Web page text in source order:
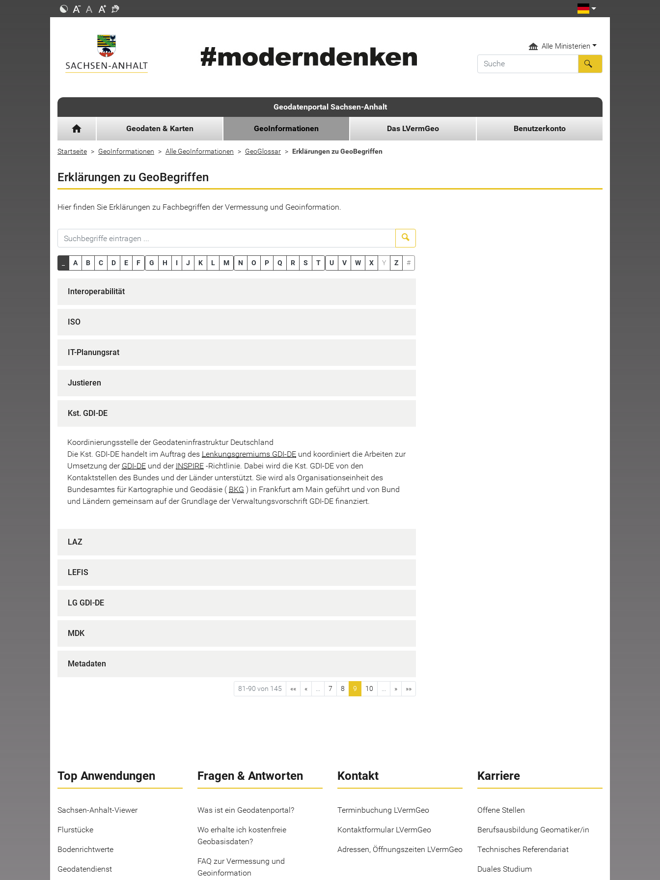
Alle Ministerien
Geodatenportal Sachsen-Anhalt
home Geodaten & Karten GeoInformationen Das LVermGeo Benutzerkonto
Startseite GeoInformationen Alle GeoInformationen GeoGlossar Erklärungen zu GeoBegriffen
Erklärungen zu GeoBegriffen
Hier finden Sie Erklärungen zu Fachbegriffen der Vermessung und Geoinformation.
A B C D E F G H I J K L M N O P Q R S T U V W X Y Z #
Interoperabilität
ISO
IT-Planungsrat
Justieren
Kst. GDI-DE
Koordinierungsstelle der Geodateninfrastruktur Deutschland
Die Kst. GDI-DE handelt im Auftrag des Lenkungsgremiums GDI-DE und koordiniert die Arbeiten zur
Umsetzung der GDI-DE und der INSPIRE -Richtlinie. Dabei wird die Kst. GDI-DE von den
Kontaktstellen des Bundes und der Länder unterstützt. Sie wird als Organisationseinheit des
Bundesamtes für Kartographie und Geodäsie ( BKG ) in Frankfurt am Main geführt und von Bund
und Ländern gemeinsam auf der Grundlage der Verwaltungsvorschrift GDI-DE finanziert.
LAZ
LEFIS
LG GDI-DE
MDK
Metadaten
81-90 von 145 «« « 7 8 9 10 » »»
Top Anwendungen
Sachsen-Anhalt-Viewer
Flurstücke
Bodenrichtwerte
Geodatendienst
Fragen & Antworten
Was ist ein Geodatenportal?
Wo erhalte ich kostenfreie
Geobasisdaten?
FAQ zur Vermessung und
Geoinformation
Kontakt
Terminbuchung LVermGeo
Kontaktformular LVermGeo
Adressen, Öffnungszeiten LVermGeo
Karriere
Offene Stellen
Berufsausbildung Geomatiker/in
Technisches Referendariat
Duales Studium